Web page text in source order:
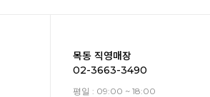
목동 직영매장
02-3663-3490
평일 : 09:00 ~ 18:00